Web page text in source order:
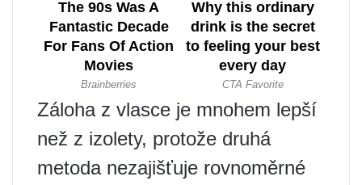
Záloha z vlasce je mnohem lepší
než z izolety, protože druhá
metoda nezajišťuje rovnoměrné